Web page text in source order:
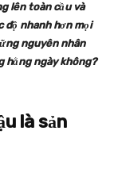
lên toàn cầu và
độ nhanh hơn mọi
nguyên nhân
hằng ngày không?
làsản